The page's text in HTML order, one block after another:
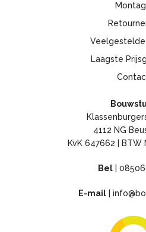
Laagste
4112 NG
KvK 647662 | BTW
Bel|
E-mail